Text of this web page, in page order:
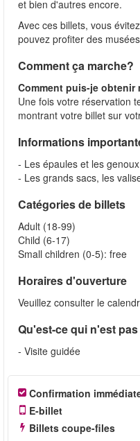
et bien d'autres encore.
Avec ces billets, vous
pouvez profiter des
Comment ça marche?
Comment puis-je obtenir
Une fois votre réservation
montrant votre billet sur
Informations
- Les épaules et les
- Les grands sacs, les
Catégories de billets
Adult (18-99)
Child (6-17)
Small children (0-5): free
Horaires d'ouverture
Veuillez consulter le
Qu'est-ce qui n'est
- Visite guidée
Confirmation
E-billet
Billets coupe-files